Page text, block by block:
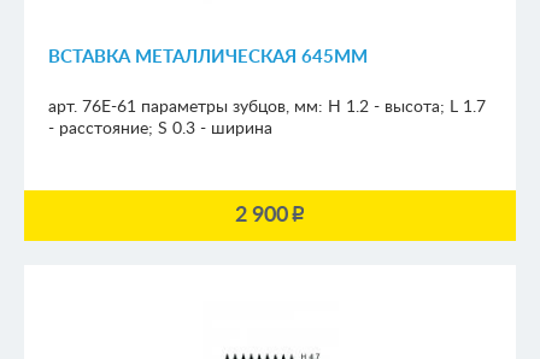
ВСТАВКА МЕТАЛЛИЧЕСКАЯ 645ММ
арт. 76E-61 параметры зубцов, мм: H 1.2 - высота; L 1.7
- расстояние; S 0.3 - ширина
2 900p